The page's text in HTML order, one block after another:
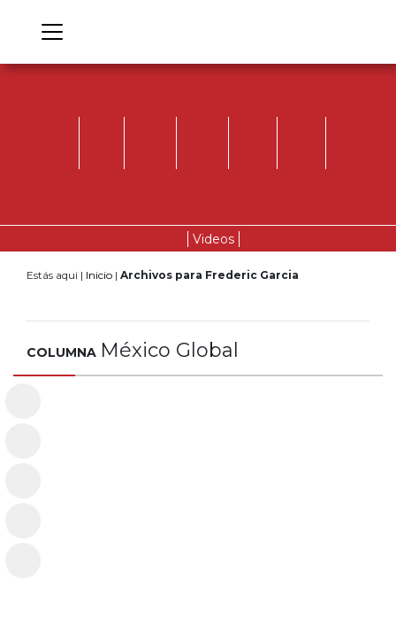
Videos
Estás aqui | Inicio | Archivos para Frederic Garcia
COLUMNA México Global